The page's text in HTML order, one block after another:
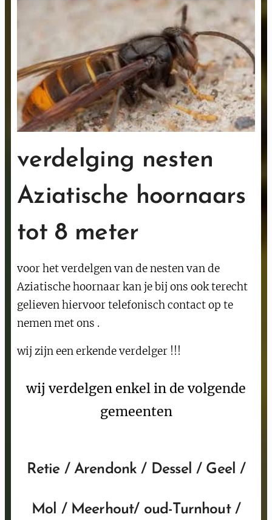
verdelging nesten
Aziatische hoornaars
tot 8 meter
voor het verdelgen van de nesten van de
Aziatische hoornaar kan je bij ons ook terecht
gelieven hiervoor telefonisch contact op te
nemen met ons .
wij zijn een erkende verdelger !!!
wij verdelgen enkel in de volgende
gemeenten
Retie / Arendonk / Dessel / Geel /
Mol / Meerhout/ oud-Turnhout /